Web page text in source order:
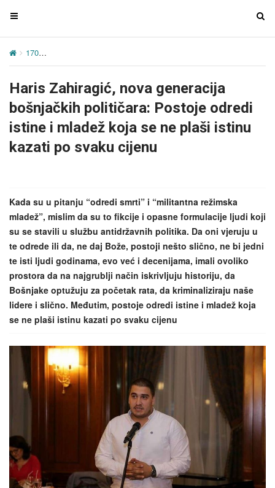
T
g
e
n
v
i
o
n
T
o
n
170
Haris Zahiragić, nova generacija
bošnjačkih političara: Postoje odredi
istine i mladež koja se ne plaši istinu
kazati po svaku cijenu
Kada su u pitanju “odredi smrti” i “militantna režimska
mladež”, mislim da su to fikcije i opasne formulacije ljudi koji
su se stavili u službu antidržavnih politika. Da oni vjeruju u
te odrede ili da, ne daj Bože, postoji nešto slično, ne bi jedni
te isti ljudi godinama, evo već i decenijama, imali ovoliko
prostora da na najgrublji način iskrivljuju historiju, da
Bošnjake optužuju za početak rata, da kriminaliziraju naše
lidere i slično. Međutim, postoje odredi istine i mladež koja
se ne plaši istinu kazati po svaku cijenu